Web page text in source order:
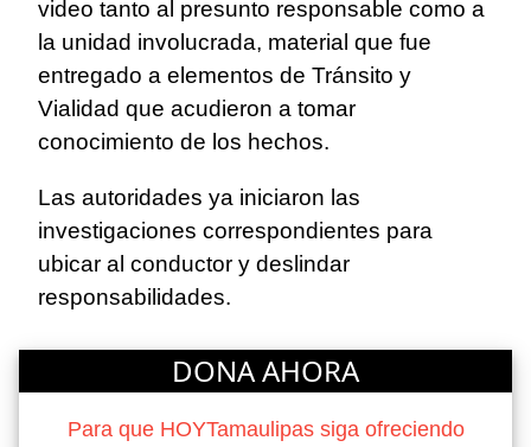
video tanto al presunto responsable como a
la unidad involucrada, material que fue
entregado a elementos de Tránsito y
Vialidad que acudieron a tomar
conocimiento de los hechos.
Las autoridades ya iniciaron las
investigaciones correspondientes para
ubicar al conductor y deslindar
responsabilidades.
DONA AHORA
Para que HOYTamaulipas siga ofreciendo